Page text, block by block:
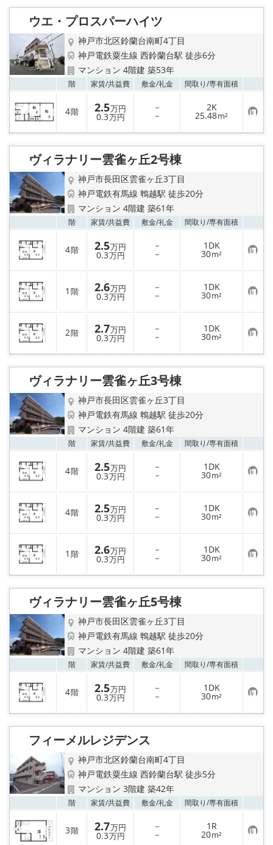
り
ウエ・プロスパーハイツ
神戸市北区鈴蘭台南町4丁目
神戸電鉄粟生線 西鈴蘭台駅 徒歩6分
マンション 4階建 築53年
階 家賃/共益費 敷金/礼金 間取り/専有面積
4階 2.5万円
0.3万円
－
－
2K
25.48m² お
気
に
り
ヴィラナリー雲雀ヶ丘2号棟
神戸市長田区雲雀ヶ丘3丁目
神戸電鉄有馬線 鵯越駅 徒歩20分
マンション 4階建 築61年
階 家賃/共益費 敷金/礼金 間取り/専有面積
4階 2.5万円
0.3万円
－
－
1DK
30m² お
気
に
入
り
登
録
1 階 2.6万円
0.3万円
－
－
1DK
30m² お
気
に
入
り
登
録
2階 2.7万円
0.3万円
－
－
1DK
30m² お
気
に
り
ヴィラナリー雲雀ヶ丘3号棟
神戸市長田区雲雀ヶ丘3丁目
神戸電鉄有馬線 鵯越駅 徒歩20分
マンション 4階建 築61年
階 家賃/共益費 敷金/礼金 間取り/専有面積
4階 2.5万円
0.3万円
－
－
1DK
30m² お
気
に
入
り
登
録
4階 2.5万円
0.3万円
－
－
1DK
30m² お
気
に
入
り
登
録
1 階 2.6万円
0.3万円
－
－
1DK
30m² お
気
に
り
ヴィラナリー雲雀ヶ丘5号棟
神戸市長田区雲雀ヶ丘3丁目
神戸電鉄有馬線 鵯越駅 徒歩20分
マンション 4階建 築61年
階 家賃/共益費 敷金/礼金 間取り/専有面積
4階 2.5万円
0.3万円
－
－
1DK
30m² お
気
に
り
フィーメルレジデンス
神戸市北区鈴蘭台南町4丁目
神戸電鉄粟生線 西鈴蘭台駅 徒歩5分
マンション 3階建 築42年
階 家賃/共益費 敷金/礼金 間取り/専有面積
3階 2.7万円
0.3万円
－
－
1R
20m² お
気